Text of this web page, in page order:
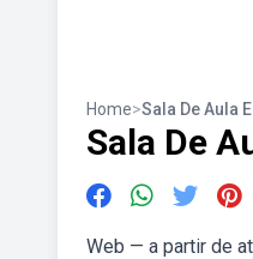
Home>Sala De Aula
Sala De
Web — a partir de